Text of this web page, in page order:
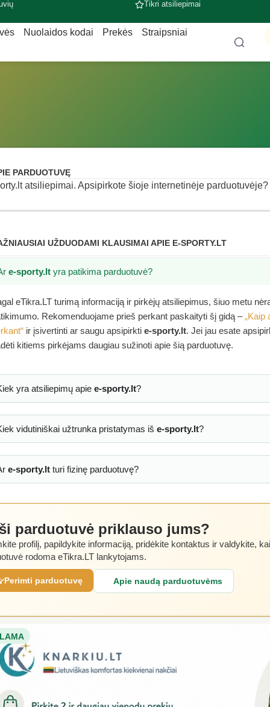
Tikri atsiliepimai
Nuolaidos kodai Prekės Straipsniai
PARDUOTUVĘ
atsiliepimai. Apsipirkote šioje internetinėje
UŽDUODAMI KLAUSIMAI APIE E-SPORTY.LT
e-sporty.lt yra patikima parduotuvė?
eTikra.LT turimą informaciją ir pirkėjų atsiliepimus, šiuo metu
Rekomenduojame prieš perkant paskaityti šį gidą –„Kaip
ir įsivertinti ar saugu apsipirkti e-sporty.lt. Jei jau esate
kitiems pirkėjams daugiau sužinoti apie šią parduotuvę.
yra atsiliepimų apie e-sporty.lt?
vidutiniškai užtrunka pristatymas iš e-sporty.lt?
e-sporty.ltturi fizinę parduotuvę?
parduotuvė priklauso jums?
profilį, papildykite informaciją, pridėkite kontaktus ir valdykite,
rodoma eTikra.LT lankytojams.
Perimti parduotuvę Apie naudą parduotuvėms